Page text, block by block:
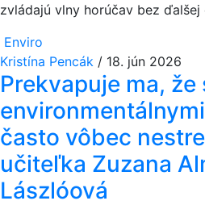
zvládajú vlny horúčav bez
Enviro
Kristína Pencák / 18. jún 2026
Prekvapuje ma, že
často vôbec
učiteľka Zuzana
Lászlóová